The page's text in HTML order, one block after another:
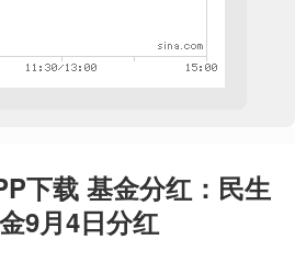
下载 基金分红：民生
9月4日分红